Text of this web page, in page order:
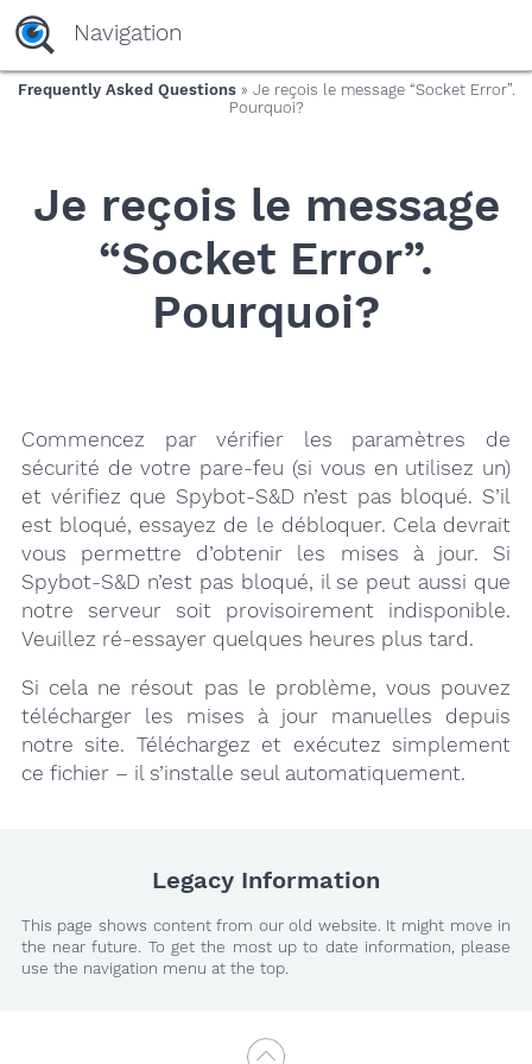
yaaaeag20
Navigation
Frequently Asked Questions» Je reçois le message “Socket Error”.
Pourquoi?
Je reçois le message
“Socket Error”.
Pourquoi?
Commencez par vérifier les paramètres de
sécurité de votre pare-feu (si vous en utilisez un)
et vérifiez que Spybot-S&D n’est pas bloqué. S’il
est bloqué, essayez de le débloquer. Cela devrait
vous permettre d’obtenir les mises à jour. Si
Spybot-S&D n’est pas bloqué, il se peut aussi que
notre serveur soit provisoirement indisponible.
Veuillez ré-essayer quelques heures plus tard.
Si cela ne résout pas le problème, vous pouvez
télécharger les mises à jour manuelles depuis
notre site. Téléchargez et exécutez simplement
ce fichier – il s’installe seul automatiquement.
Legacy Information
This page shows content from our old website. It might move in
the near future. To get the most up to date information, please
use the navigation menu at the top.